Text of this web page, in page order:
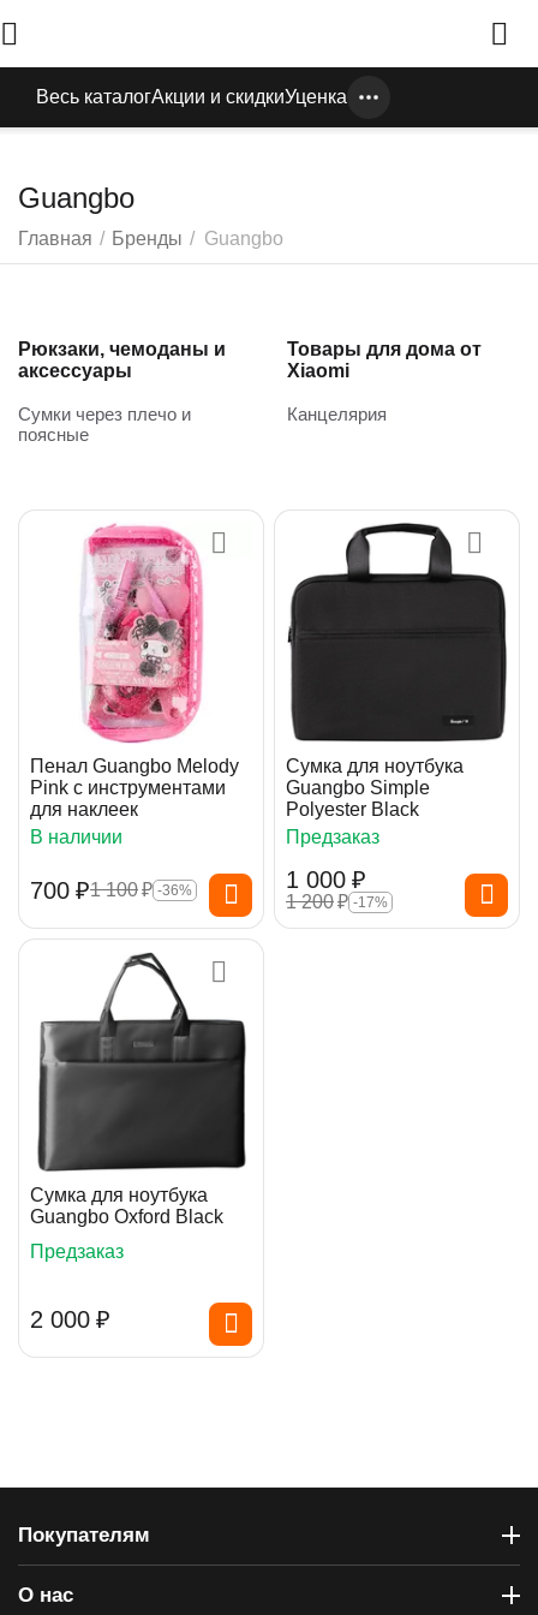
Весь каталогАкции и скидкиУценка
Guangbo
Главная / Бренды / Guangbo
Рюкзаки, чемоданы и
аксессуары
Сумки через плечо и
поясные
Товары для дома от
Xiaomi
Канцелярия
Пенал Guangbo Melody
Pink с инструментами
для наклеек
В наличии
‍700‍ ₽1 100₽ -36%
Сумка для ноутбука
Guangbo Simple
Polyester Black
Предзаказ
1 000 ₽
1 200₽ -17%
Сумка для ноутбука
Guangbo Oxford Black
Предзаказ
2 000 ₽
Покупателям
О нас